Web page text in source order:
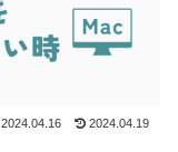
2024.04.16 2024.04.19